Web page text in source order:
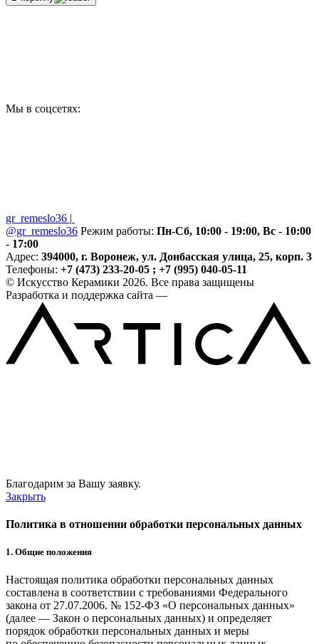
Мы в соцсетях:
gr_remeslo36 |
@gr_remeslo36 Режим работы: Пн-Сб, 10:00 - 19:00, Вс - 10:00
- 17:00
Адрес: 394000, г. Воронеж, ул. Донбасская улица, 25, корп. 3
Телефоны: +7 (473) 233-20-05 ; +7 (995) 040-05-11
© Искусство Керамики 2026. Все права защищены
Разработка и поддержка сайта —
Благодарим за Вашу заявку.
Закрыть
Политика в отношении обработки персональных данных
1. Общие положения
Настоящая политика обработки персональных данных
составлена в соответствии с требованиями Федерального
закона от 27.07.2006. № 152-ФЗ «О персональных данных»
(далее — Закон о персональных данных) и определяет
порядок обработки персональных данных и меры